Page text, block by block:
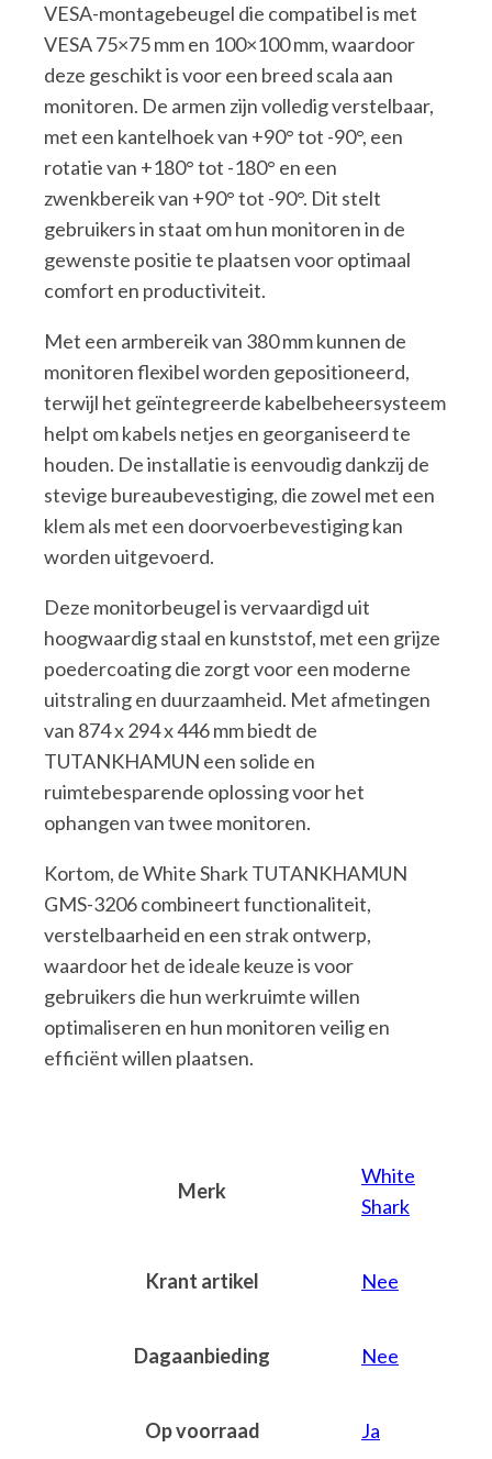
VESA-montagebeugel die compatibel is met
VESA 75×75 mm en 100×100 mm, waardoor
deze geschikt is voor een breed scala aan
monitoren. De armen zijn volledig verstelbaar,
met een kantelhoek van +90° tot -90°, een
rotatie van +180° tot -180° en een
zwenkbereik van +90° tot -90°. Dit stelt
gebruikers in staat om hun monitoren in de
gewenste positie te plaatsen voor optimaal
comfort en productiviteit.
Met een armbereik van 380 mm kunnen de
monitoren flexibel worden gepositioneerd,
terwijl het geïntegreerde kabelbeheersysteem
helpt om kabels netjes en georganiseerd te
houden. De installatie is eenvoudig dankzij de
stevige bureaubevestiging, die zowel met een
klem als met een doorvoerbevestiging kan
worden uitgevoerd.
Deze monitorbeugel is vervaardigd uit
hoogwaardig staal en kunststof, met een grijze
poedercoating die zorgt voor een moderne
uitstraling en duurzaamheid. Met afmetingen
van 874 x 294 x 446 mm biedt de
TUTANKHAMUN een solide en
ruimtebesparende oplossing voor het
ophangen van twee monitoren.
Kortom, de White Shark TUTANKHAMUN
GMS-3206 combineert functionaliteit,
verstelbaarheid en een strak ontwerp,
waardoor het de ideale keuze is voor
gebruikers die hun werkruimte willen
optimaliseren en hun monitoren veilig en
efficiënt willen plaatsen.
Merk
White
Shark
Krant artikel Nee
Dagaanbieding Nee
Op voorraad Ja